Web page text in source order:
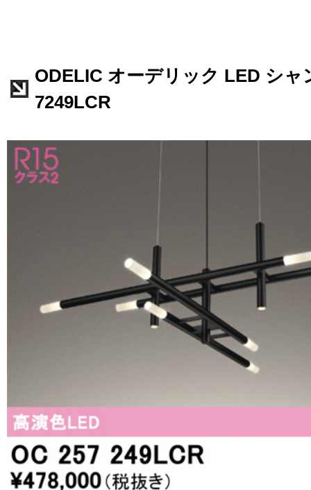
ODELIC オーデリック LED シャ
7249LCR